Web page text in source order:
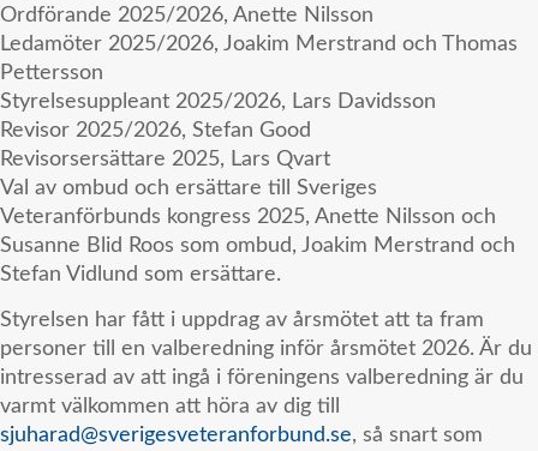
Ordförande 2025/2026, Anette Nilsson
Ledamöter 2025/2026, Joakim Merstrand och Thomas
Pettersson
Styrelsesuppleant 2025/2026, Lars Davidsson
Revisor 2025/2026, Stefan Good
Revisorsersättare 2025, Lars Qvart
Val av ombud och ersättare till Sveriges
Veteranförbunds kongress 2025, Anette Nilsson och
Susanne Blid Roos som ombud, Joakim Merstrand och
Stefan Vidlund som ersättare.
Styrelsen har fått i uppdrag av årsmötet att ta fram
personer till en valberedning inför årsmötet 2026. Är du
intresserad av att ingå i föreningens valberedning är du
varmt välkommen att höra av dig till
sjuharad@sverigesveteranforbund.se, så snart som